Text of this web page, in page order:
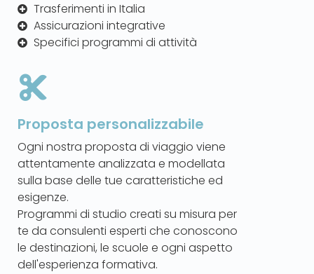
Trasferimenti in Italia
Assicurazioni integrative
Specifici programmi di attività
Proposta personalizzabile
Ogni nostra proposta di viaggio viene
attentamente analizzata e modellata
sulla base delle tue caratteristiche ed
esigenze.
Programmi di studio creati su misura per
te da consulenti esperti che conoscono
le destinazioni, le scuole e ogni aspetto
dell'esperienza formativa.